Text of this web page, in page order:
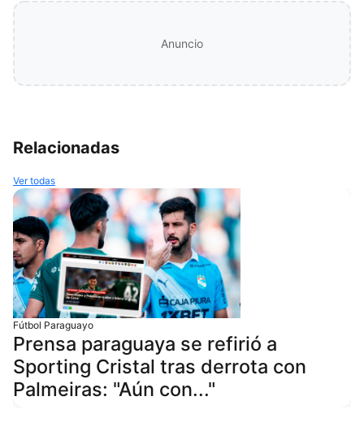
Anuncio
Relacionadas
Ver todas
Fútbol Paraguayo
Prensa paraguaya se refirió a
Sporting Cristal tras derrota con
Palmeiras: "Aún con..."